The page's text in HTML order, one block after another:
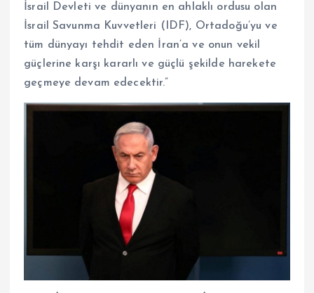
İsrail Devleti ve dünyanın en ahlaklı ordusu olan
İsrail Savunma Kuvvetleri (IDF), Ortadoğu’yu ve
tüm dünyayı tehdit eden İran’a ve onun vekil
güçlerine karşı kararlı ve güçlü şekilde harekete
geçmeye devam edecektir.”